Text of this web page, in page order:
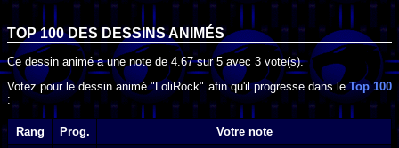
TOP 100 DESDESSINS ANIMÉS
Ce dessin animé a une note de4.67sur5 avec 3 vote(s).
Votez pour le dessin animé "LoliRock" afin qu'il progresse dans leTop 100
:
Rang Prog. Votre note